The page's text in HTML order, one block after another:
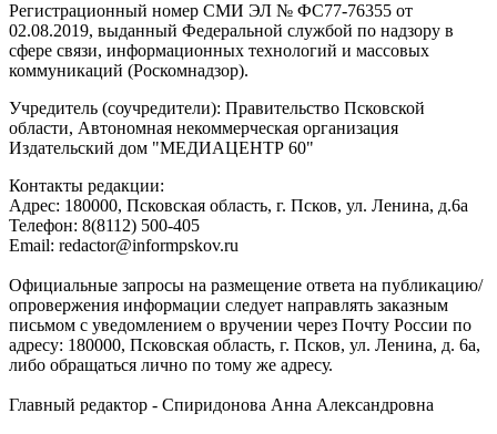
Регистрационный номер СМИ ЭЛ № ФС77-76355 от
02.08.2019, выданный Федеральной службой по надзору в
сфере связи, информационных технологий и массовых
коммуникаций (Роскомнадзор).
Учредитель (соучредители): Правительство Псковской
области, Автономная некоммерческая организация
Издательский дом "МЕДИАЦЕНТР 60"
Контакты редакции:
Адреc: 180000, Псковская область, г. Псков, ул. Ленина, д.6а
Телефон: 8(8112) 500-405
Email: redactor@informpskov.ru
Официальные запросы на размещение ответа на публикацию/
опровержения информации следует направлять заказным
письмом с уведомлением о вручении через Почту России по
адресу: 180000, Псковская область, г. Псков, ул. Ленина, д. 6а,
либо обращаться лично по тому же адресу.
Главный редактор - Спиридонова Анна Александровна